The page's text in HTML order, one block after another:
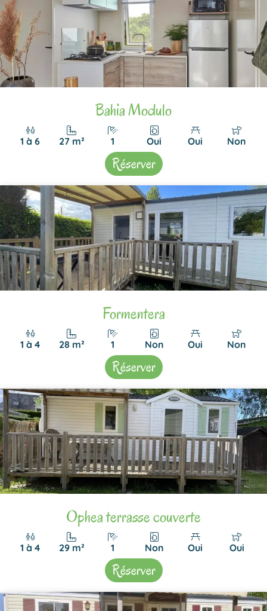
Bahia Modulo
1 à 6 27 m² 1 Oui Oui Non
Réserver
Formentera
1 à 4 28 m² 1 Non Oui Non
Réserver
Ophea terrasse couverte
1 à 4 29 m² 1 Non Oui Oui
Réserver